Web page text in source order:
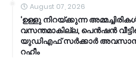
August 07, 2026
‘ഉള്ളു നിറയ്ക്കുന്ന
വസന്തമാകില്ല, പെൻഷൻ
യുഡിഎഫ് സർക്കാർ
റഹീം